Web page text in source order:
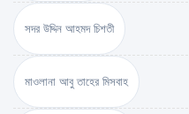
সদর উদ্দিন আহমদ চিশতী
মাওলানা আবু তাহের মিসবাহ